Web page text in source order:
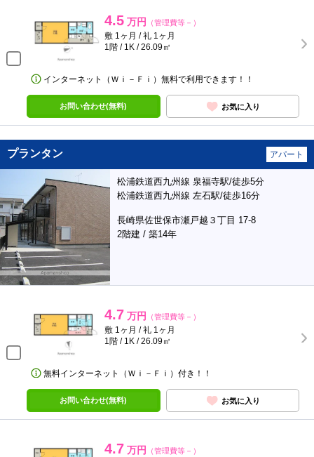
4.5 万円 （管理費等－）
敷 1ヶ月 / 礼 1ヶ月
1階 / 1K / 26.09㎡
インターネット（Ｗｉ－Ｆｉ）無料で利用できます！！
お問い合わせ(無料) お気に入り
プランタン アパート
松浦鉄道西九州線 泉福寺駅/徒歩5分
松浦鉄道西九州線 左石駅/徒歩16分
長崎県佐世保市瀬戸越３丁目 17-8
2階建 / 築14年
4.7 万円 （管理費等－）
敷 1ヶ月 / 礼 1ヶ月
1階 / 1K / 26.09㎡
無料インターネット（Ｗｉ－Ｆｉ）付き！！
お問い合わせ(無料) お気に入り
4.7 万円 （管理費等－）